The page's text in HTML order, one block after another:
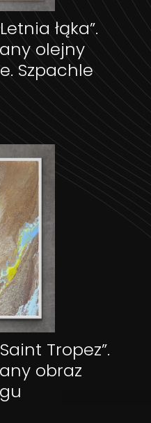
łąka”.
olejny
Szpachle
DODAJ DO KOSZYKA
Tropez”.
obraz
DODAJ DO KOSZYKA